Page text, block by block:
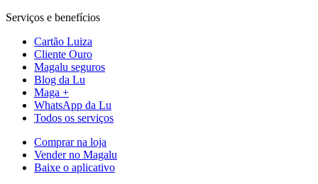
Serviços e benefícios
Cartão Luiza
Cliente Ouro
Magalu seguros
Blog da Lu
Maga +
WhatsApp da Lu
Todos os serviços
Comprar na loja
Vender no Magalu
Baixe o aplicativo